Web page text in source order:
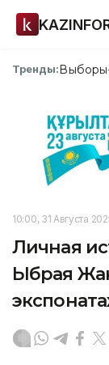
Тренды:
10:00, 31 Августа
Личная
Ыбрая